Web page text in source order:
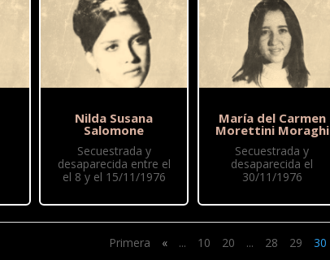
Nilda Susana
Salomone
Secuestrada y
desaparecida entre el
el 8 y el 15/11/1976
María del Carmen
Morettini Moraghi
Secuestrada y
desaparecida el
30/11/1976
Primera « ... 10 20 ... 28 29 30